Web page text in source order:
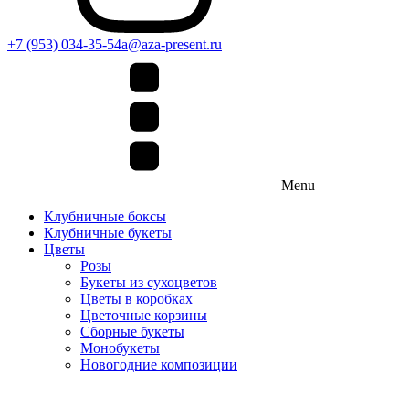
+7 (953) 034-35-54a@aza-present.ru
Menu
Клубничные боксы
Клубничные букеты
Цветы
Розы
Букеты из сухоцветов
Цветы в коробках
Цветочные корзины
Сборные букеты
Монобукеты
Новогодние композиции